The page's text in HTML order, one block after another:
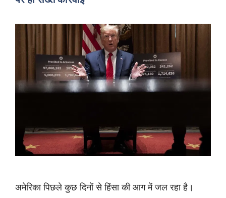
अमेरिका पिछले कुछ दिनों से हिंसा की आग में जल रहा है।